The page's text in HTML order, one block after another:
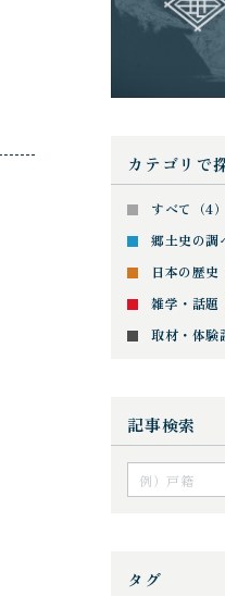
カテゴリで
すべて（4）
郷土史の調
日本の歴史
雑学・話題
取材・体験
記事検索
タグ